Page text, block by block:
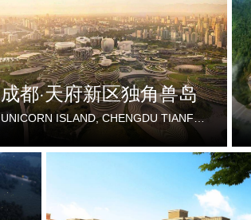
成都·天府新区独角兽岛
UNICORN ISLAND, CHENGDU TIANFU NEW DISTRICT